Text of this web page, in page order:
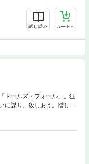
試し読み カートへ
ドールズ・フォール」。狂
に謀り、殺しあう。憎しみ
が……!? 電子特別付録とし
ジョン〉とカバーラフ案集